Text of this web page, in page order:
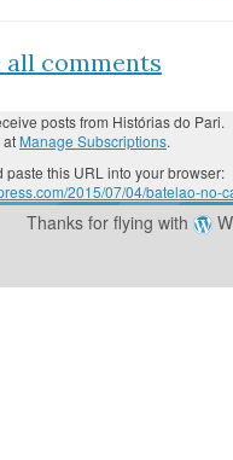
all comments
posts from Histórias do Pari.
at Manage Subscriptions.
paste this URL into your browser:
2015/07/04/batelao-no-
Thanks for flying with